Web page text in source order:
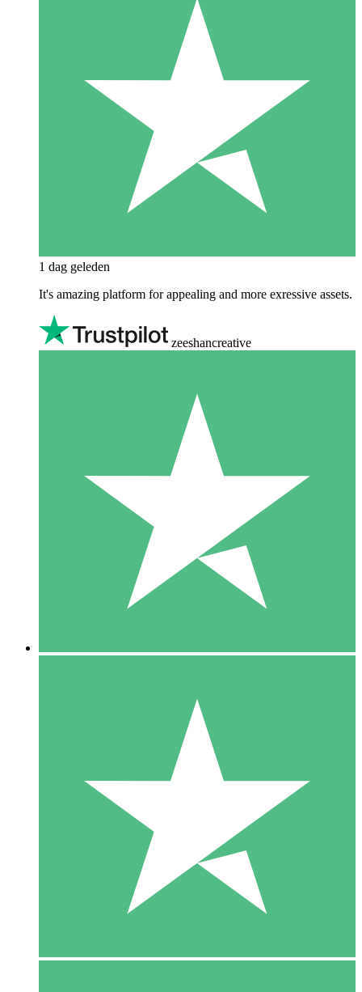
1 dag geleden
It's amazing platform for appealing and more exressive assets.
zeeshancreative